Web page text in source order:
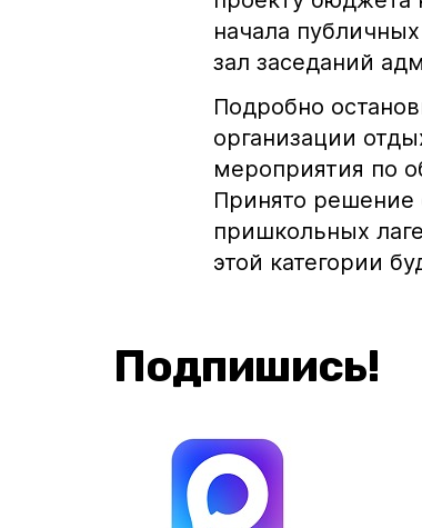
начала
зал заседаний
Подробно
организации
мероприятия по
Принято решение
пришкольных
этой категории
Подпишись!